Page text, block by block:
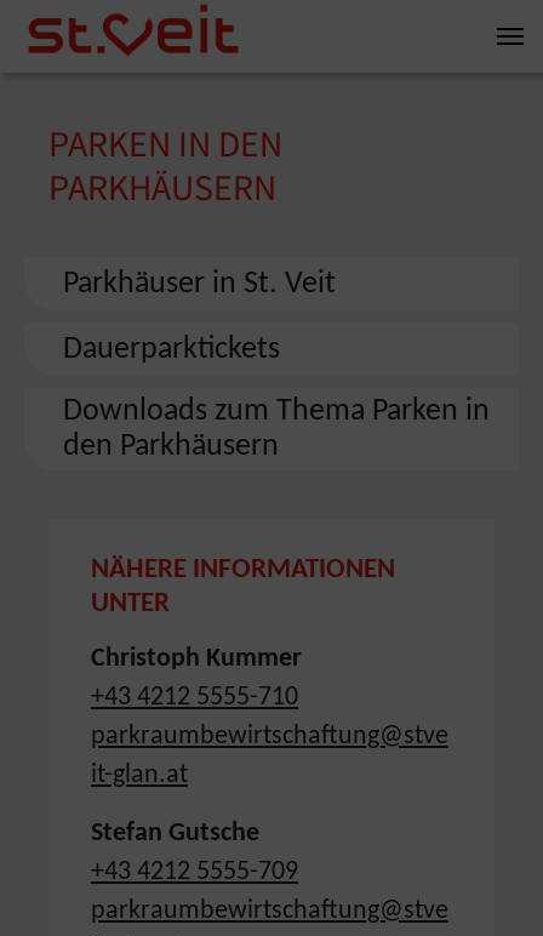
Zum Inhalt springen
Zum Seitenende springen
You are here:
PARKEN IN DEN
PARKHÄUSERN
Parkhäuser in St. Veit
Dauerparktickets
Downloads zum Thema Parken in
den Parkhäusern
NÄHERE INFORMATIONEN
UNTER
Christoph Kummer
+43 4212 5555-710
parkraumbewirtschaftung@stve
it-glan.at
Stefan Gutsche
+43 4212 5555-709
parkraumbewirtschaftung@stve